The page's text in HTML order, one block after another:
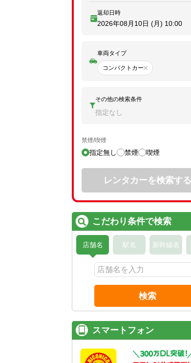
返却日時
2026年08月10日 (月) 10:00
車両タイプ
コンパクトカー
その他の検索条件
指定なし
禁煙/喫煙
指定無し 禁煙 喫煙
レンタカーを検索する
こだわり条件で検索
店舗名 駅名 新幹線名
検索
スマートフォン